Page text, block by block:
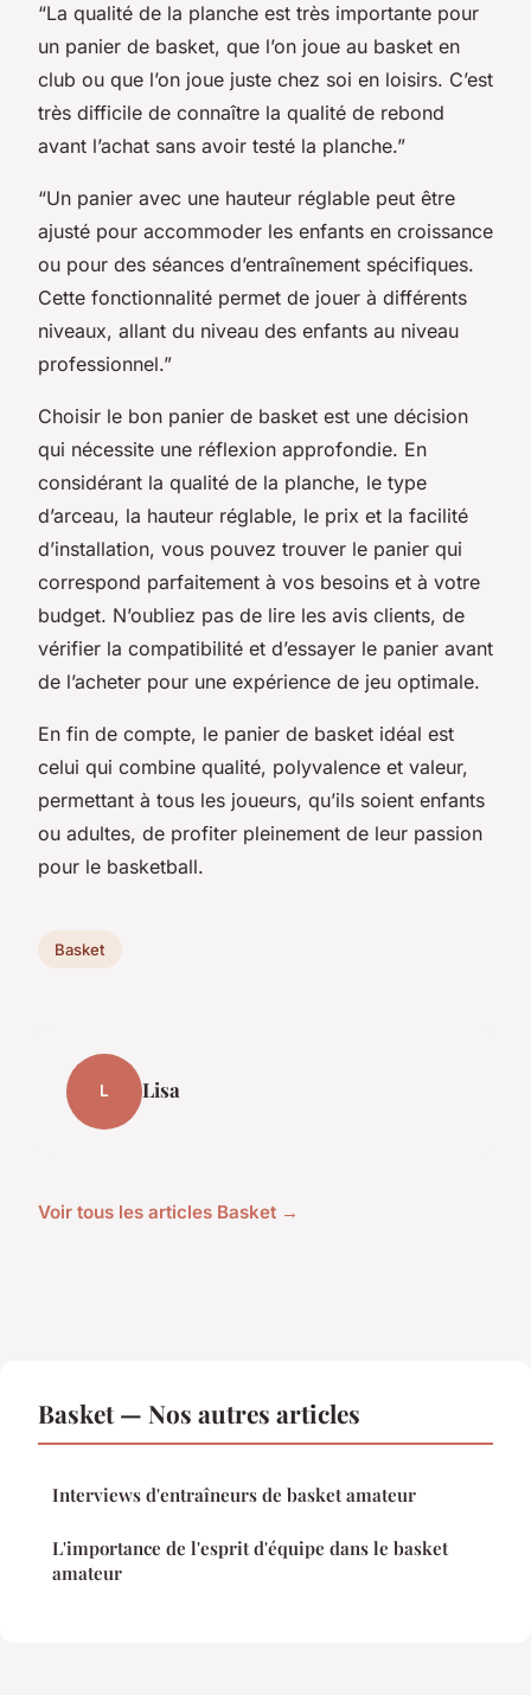
“La qualité de la planche est très importante pour
un panier de basket, que l’on joue au basket en
club ou que l’on joue juste chez soi en loisirs. C’est
très difficile de connaître la qualité de rebond
avant l’achat sans avoir testé la planche.”
“Un panier avec une hauteur réglable peut être
ajusté pour accommoder les enfants en croissance
ou pour des séances d’entraînement spécifiques.
Cette fonctionnalité permet de jouer à différents
niveaux, allant du niveau des enfants au niveau
professionnel.”
Choisir le bon panier de basket est une décision
qui nécessite une réflexion approfondie. En
considérant la qualité de la planche, le type
d’arceau, la hauteur réglable, le prix et la facilité
d’installation, vous pouvez trouver le panier qui
correspond parfaitement à vos besoins et à votre
budget. N’oubliez pas de lire les avis clients, de
vérifier la compatibilité et d’essayer le panier avant
de l’acheter pour une expérience de jeu optimale.
En fin de compte, le panier de basket idéal est
celui qui combine qualité, polyvalence et valeur,
permettant à tous les joueurs, qu’ils soient enfants
ou adultes, de profiter pleinement de leur passion
pour le basketball.
Basket
L Lisa
Voir tous les articles Basket →
Basket — Nos autres articles
Interviews d'entraîneurs de basket amateur
L'importance de l'esprit d'équipe dans le basket
amateur